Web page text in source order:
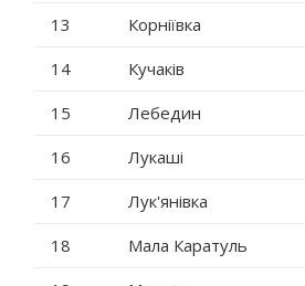
13
Корніївка
14
Кучаків
15
Лебедин
16
Лукаші
17
Лук'янівка
18
Мала Каратуль